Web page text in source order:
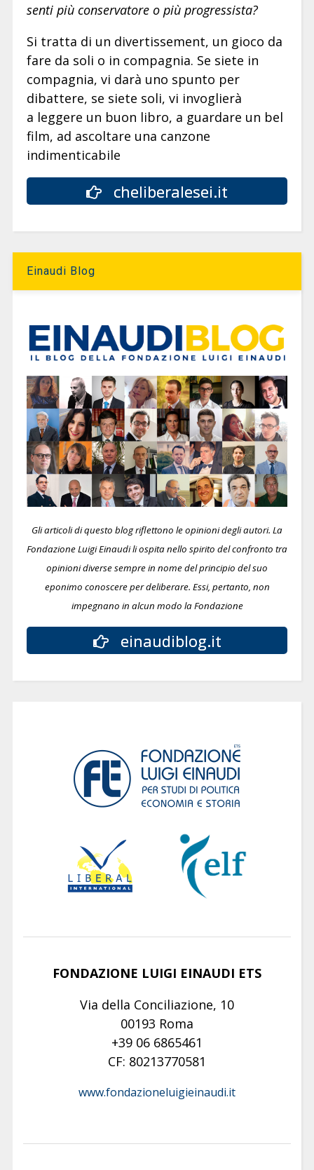
senti più conservatore o più progressista?
Si tratta di un divertissement, un gioco da
fare da soli o in compagnia. Se siete in
compagnia, vi darà uno spunto per
dibattere, se siete soli, vi invoglierà
a leggere un buon libro, a guardare un bel
film, ad ascoltare una canzone
indimenticabile
cheliberalesei.it
Einaudi Blog
Gli articoli di questo blog riflettono le opinioni degli autori. La
Fondazione Luigi Einaudi li ospita nello spirito del confronto tra
opinioni diverse sempre in nome del principio del suo
eponimo conoscere per deliberare. Essi, pertanto, non
impegnano in alcun modo la Fondazione
einaudiblog.it
FONDAZIONE LUIGI EINAUDI ETS
Via della Conciliazione, 10
00193 Roma
+39 06 6865461
CF: 80213770581
www.fondazioneluigieinaudi.it